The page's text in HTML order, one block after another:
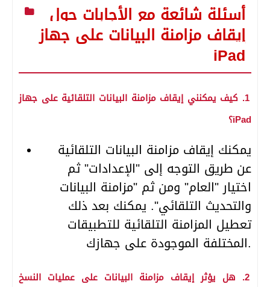
أسئلة شائعة مع الأجابات حول
إيقاف مزامنة البيانات على جهاز
iPad
1. كيف يمكنني إيقاف مزامنة البيانات التلقائية على جهاز
iPad؟
يمكنك إيقاف مزامنة البيانات التلقائية
عن طريق التوجه إلى "الإعدادات" ثم
اختيار "العام" ومن ثم "مزامنة البيانات
والتحديث التلقائي". يمكنك بعد ذلك
تعطيل المزامنة التلقائية للتطبيقات
المختلفة الموجودة على جهازك.
2. هل يؤثر إيقاف مزامنة البيانات على عمليات النسخ